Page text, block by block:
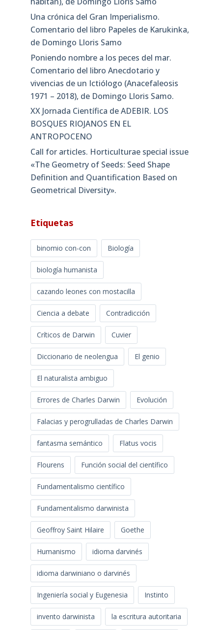
Una crónica del Gran Imperialismo.
Comentario del libro Papeles de Karukinka,
de Domingo Lloris Samo
Poniendo nombre a los peces del mar.
Comentario del libro Anecdotario y
vivencias de un Ictiólogo (Anacefaleosis
1971 – 2018), de Domingo Lloris Samo.
XX Jornada Científica de ADEBIR. LOS
BOSQUES RIOJANOS EN EL
ANTROPOCENO
Call for articles. Horticulturae special issue
«The Geometry of Seeds: Seed Shape
Definition and Quantification Based on
Geometrical Diversity»​.
Etiquetas
binomio con-con Biología
biología humanista
cazando leones con mostacilla
Ciencia a debate Contradicción
Críticos de Darwin Cuvier
Diccionario de neolengua El genio
El naturalista ambiguo
Errores de Charles Darwin Evolución
Falacias y perogrulladas de Charles Darwin
fantasma semántico Flatus vocis
Flourens Función social del científico
Fundamentalismo científico
Fundamentalismo darwinista
Geoffroy Saint Hilaire Goethe
Humanismo idioma darvinés
idioma darwiniano o darvinés
Ingeniería social y Eugenesia Instinto
invento darwinista la escritura autoritaria